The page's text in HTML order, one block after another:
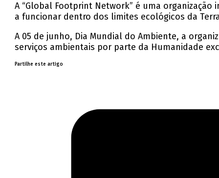
A “Global Footprint Network” é uma
a funcionar dentro dos limites ecológicos da
A 05 de junho, Dia Mundial do Ambiente, a
serviços ambientais por parte da Humanidade
Partilhe este artigo